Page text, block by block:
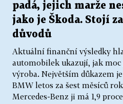
padá, jejich marže
jako je Škoda. Stojí
důvodů
Aktuální finanční výsledky
automobilek ukazují, jak
výroba. Největším důkazem
BMW letos za šest měsíců
Mercedes-Benz ji má 1,9